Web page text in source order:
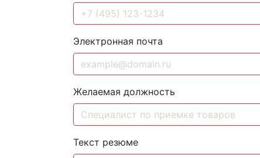
Электронная почта
Желаемая должность
Текст резюме